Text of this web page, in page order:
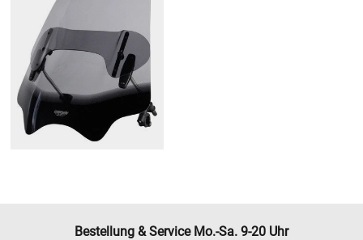
Bestellung & Service Mo.-Sa. 9-20 Uhr